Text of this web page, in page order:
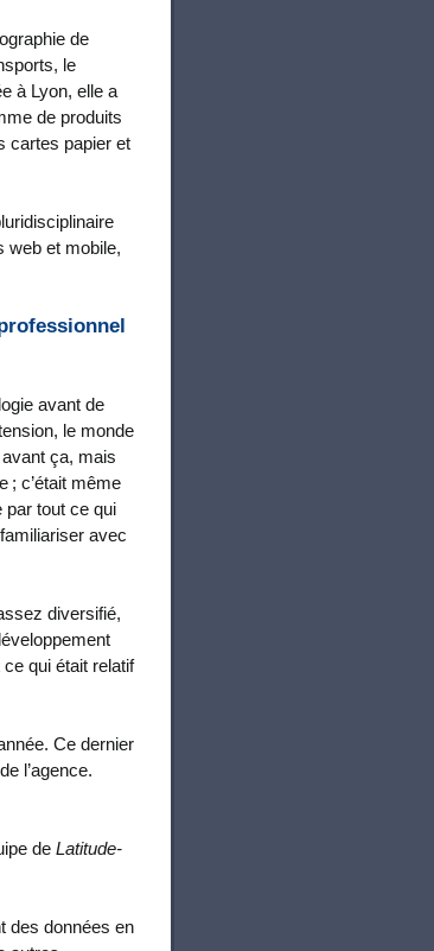
de
le
à Lyon, elle a
de produits
cartes papier et
web et mobile,
avant de
le monde
ça, mais
; c’était même
par tout ce qui
avec
diversifié,
qui était relatif
Ce dernier
l’agence.
de Latitude-
des données en